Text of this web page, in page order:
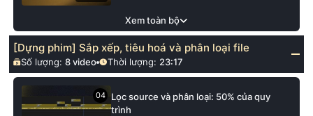
Xem toàn bộ
[Dựng phim] Sắp xếp, tiêu hoá và phân loại file
Số lượng:8 video Thời lượng: 23:17
04
Lọc source và phân loại: 50% của quy
trình